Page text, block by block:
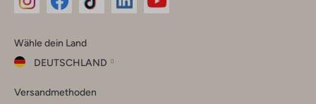
Instagram
Facebook
TikTok
Wähle dein Land
DEUTSCHLAND
dein
Versandmethoden